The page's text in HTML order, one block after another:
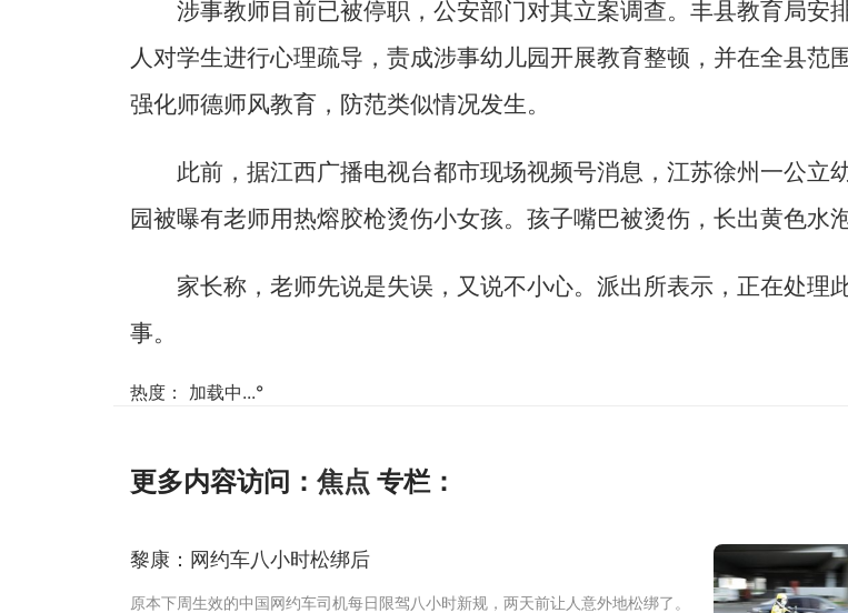
涉事教师目前已被停职，公安部门对其立案调查。丰县教育局安
人对学生进行心理疏导，责成涉事幼儿园开展教育整顿，并在全县范
强化师德师风教育，防范类似情况发生。
此前，据江西广播电视台都市现场视频号消息，江苏徐州一公立
园被曝有老师用热熔胶枪烫伤小女孩。孩子嘴巴被烫伤，长出黄色水泡
家长称，老师先说是失误，又说不小心。派出所表示，正在处理
事。
热度： 加载中...°
更多内容访问： 焦点 专栏：
黎康：网约车八小时松绑后
原本下周生效的中国网约车司机每日限驾八小时新规，两天前让人意外地松绑了。